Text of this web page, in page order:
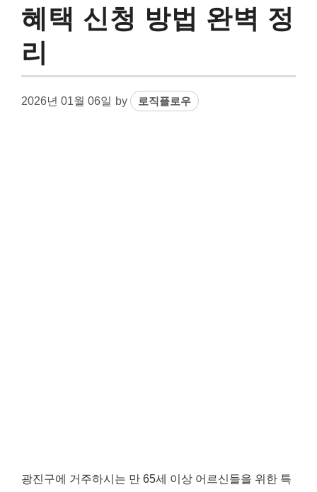
혜택 신청 방법 완벽 정
리
2026년 01월 06일 by 로직플로우
광진구에 거주하시는 만 65세 이상 어르신들을 위한 특